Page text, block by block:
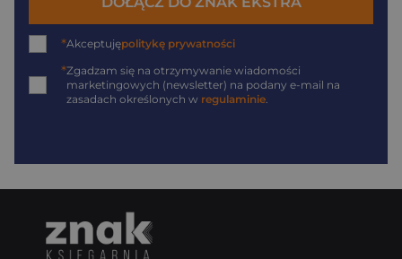
*Akceptujępolitykę prywatności
*Zgadzam się na otrzymywanie wiadomości
marketingowych (newsletter) na podany e-mail na
zasadach określonych w regulaminie